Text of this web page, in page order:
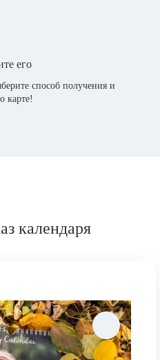
его
способ получения и
карте!
календаря